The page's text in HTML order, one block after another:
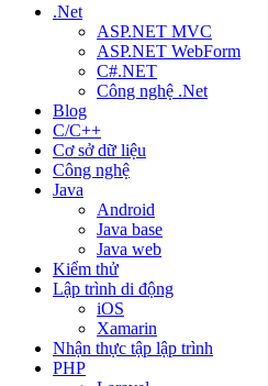
.Net
ASP.NET MVC
ASP.NET WebForm
C#.NET
Công nghệ .Net
Blog
C/C++
Cơ sở dữ liệu
Công nghệ
Java
Android
Java base
Java web
Kiểm thử
Lập trình di động
iOS
Xamarin
Nhận thực tập lập trình
PHP